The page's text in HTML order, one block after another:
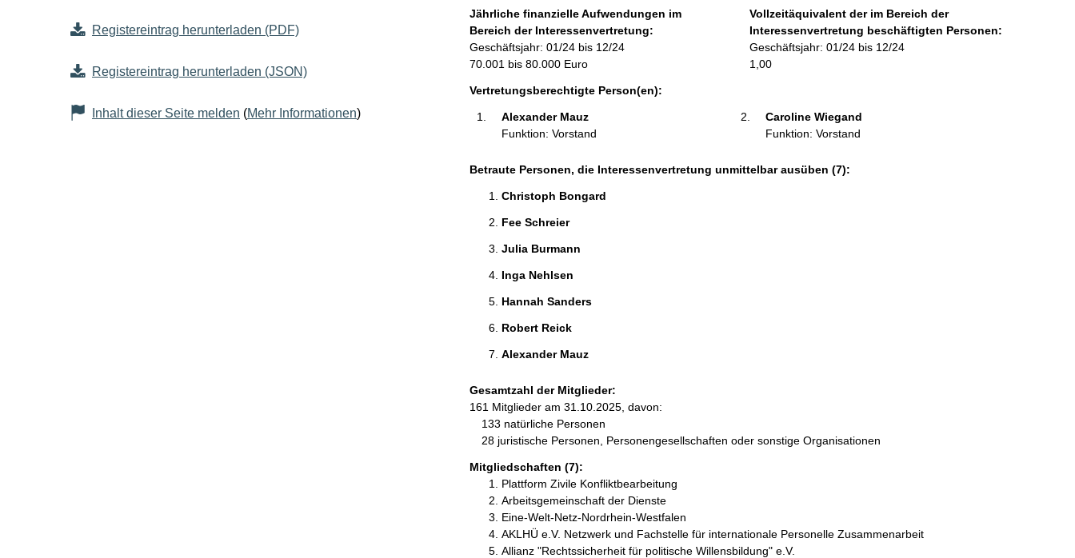
Registereintrag herunterladen (PDF)
Registereintrag herunterladen (JSON)
Inhalt dieser Seite melden (Mehr Informationen)
f
o
r
m
Jährliche finanzielle Aufwendungen im
Bereich der Interessenvertretung:
Geschäftsjahr: 01/24 bis 12/24
70.001 bis 80.000 Euro
Vollzeitäquivalent der im Bereich der
Interessenvertretung beschäftigten Personen:
Geschäftsjahr: 01/24 bis 12/24
1,00
Vertretungsberechtigte Person(en):
Alexander Mauz
Funktion: Vorstand
Caroline Wiegand
Funktion: Vorstand
Betraute Personen, die Interessenvertretung unmittelbar ausüben (7):
Christoph Bongard
Fee Schreier
Julia Burmann
Inga Nehlsen
Hannah Sanders
Robert Reick
Alexander Mauz
Gesamtzahl der Mitglieder:
161 Mitglieder am 31.10.2025, davon:
133 natürliche Personen
28 juristische Personen, Personengesellschaften oder sonstige Organisationen
Mitgliedschaften (7):
Plattform Zivile Konfliktbearbeitung
Arbeitsgemeinschaft der Dienste
Eine-Welt-Netz-Nordrhein-Westfalen
AKLHÜ e.V. Netzwerk und Fachstelle für internationale Personelle Zusammenarbeit
Allianz "Rechtssicherheit für politische Willensbildung" e.V.